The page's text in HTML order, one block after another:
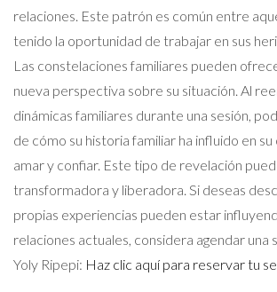
relaciones. Este patrón es común entre
tenido la oportunidad de trabajar en sus
Las constelaciones familiares pueden
nueva perspectiva sobre su situación. Al
dinámicas familiares durante una sesión,
de cómo su historia familiar ha influido en
amar y confiar. Este tipo de revelación
transformadora y liberadora. Si deseas
propias experiencias pueden estar
relaciones actuales, considera agendar una
Yoly Ripepi: Haz clic aquí para reservar tu